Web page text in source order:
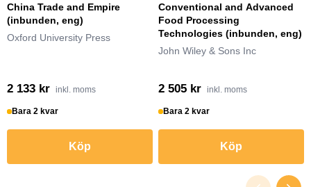
China Trade and Empire
(inbunden, eng)
Oxford University Press
2 133 kr inkl. moms
Bara 2 kvar
Köp
Conventional and Advanced
Food Processing
Technologies (inbunden, eng)
John Wiley & Sons Inc
2 505 kr inkl. moms
Bara 2 kvar
Köp